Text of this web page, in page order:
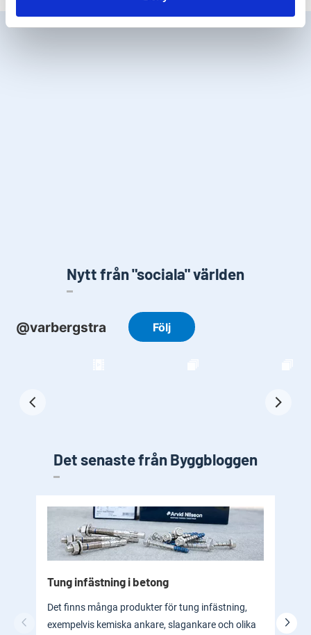
Nytt från "sociala" världen
Det senaste från Byggbloggen
Tung infästning i betong
Det finns många produkter för tung infästning,
exempelvis kemiska ankare, slagankare och olika